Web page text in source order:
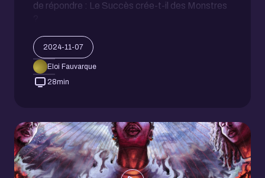
de répondre : Le Succès crée-t-il des Monstres
2024-11-07
Eloi Fauvarque
28min